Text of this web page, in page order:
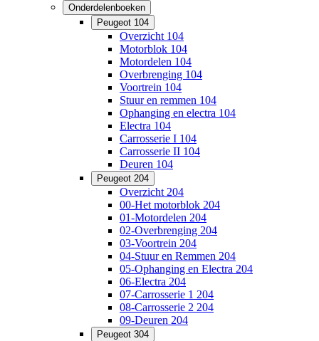
Onderdelenboeken
Peugeot 104
Overzicht 104
Motorblok 104
Motordelen 104
Overbrenging 104
Voortrein 104
Stuur en remmen 104
Ophanging en electra 104
Electra 104
Carrosserie I 104
Carrosserie II 104
Deuren 104
Peugeot 204
Overzicht 204
00-Het motorblok 204
01-Motordelen 204
02-Overbrenging 204
03-Voortrein 204
04-Stuur en Remmen 204
05-Ophanging en Electra 204
06-Electra 204
07-Carrosserie 1 204
08-Carrosserie 2 204
09-Deuren 204
Peugeot 304